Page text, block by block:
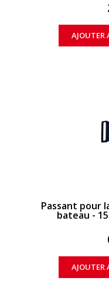
AJOUTER
Passant pour
bateau -
AJOUTER